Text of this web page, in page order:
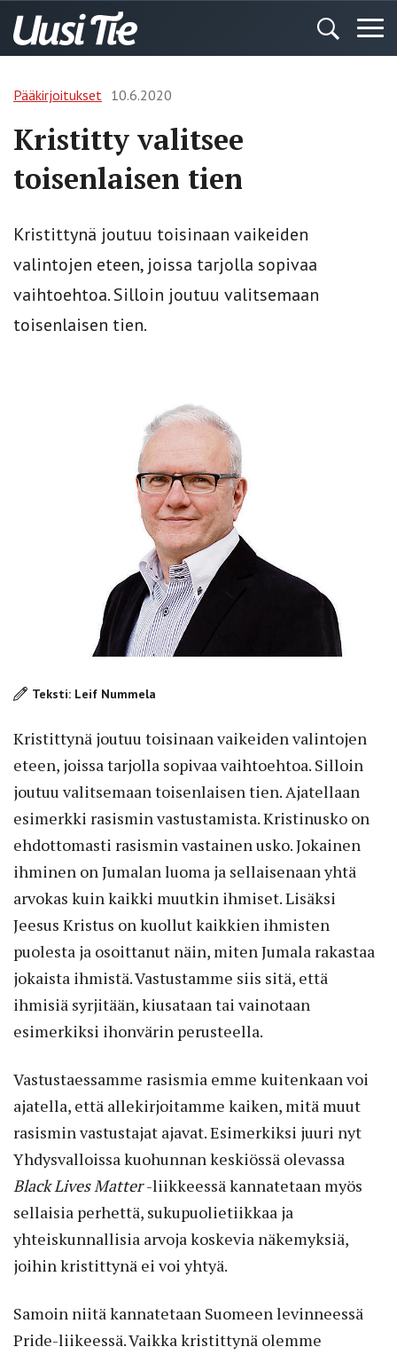
Pääkirjoitukset 10.6.2020
Kristitty valitsee
toisenlaisen tien
Kristittynä joutuu toisinaan vaikeiden
valintojen eteen, joissa tarjolla sopivaa
vaihtoehtoa. Silloin joutuu valitsemaan
toisenlaisen tien.
Teksti: Leif Nummela
Kristittynä joutuu toisinaan vaikeiden valintojen
eteen, joissa tarjolla sopivaa vaihtoehtoa. Silloin
joutuu valitsemaan toisenlaisen tien. Ajatellaan
esimerkki rasismin vastustamista. Kristinusko on
ehdottomasti rasismin vastainen usko. Jokainen
ihminen on Jumalan luoma ja sellaisenaan yhtä
arvokas kuin kaikki muutkin ihmiset. Lisäksi
Jeesus Kristus on kuollut kaikkien ihmisten
puolesta ja osoittanut näin, miten Jumala rakastaa
jokaista ihmistä. Vastustamme siis sitä, että
ihmisiä syrjitään, kiusataan tai vainotaan
esimerkiksi ihonvärin perusteella.
Vastustaessamme rasismia emme kuitenkaan voi
ajatella, että allekirjoitamme kaiken, mitä muut
rasismin vastustajat ajavat. Esimerkiksi juuri nyt
Yhdysvalloissa kuohunnan keskiössä olevassa
Black Lives Matter-liikkeessä kannatetaan myös
sellaisia perhettä, sukupuolietiikkaa ja
yhteiskunnallisia arvoja koskevia näkemyksiä,
joihin kristittynä ei voi yhtyä.
Samoin niitä kannatetaan Suomeen levinneessä
Pride-liikeessä. Vaikka kristittynä olemme